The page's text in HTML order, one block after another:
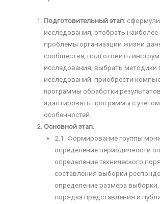
Подготовительный этап:
исследования, отобрать
проблемы организации жизни
сообщества, подготовить
исследования; выбрать методики
исследований; приобрести
npoграммы обработки
адаптировать программы с
особенностей.
Основной этап.
2.1. Формирование группы
определение периодичности
определение технического
составления выборки
определение размера
порядка представления и